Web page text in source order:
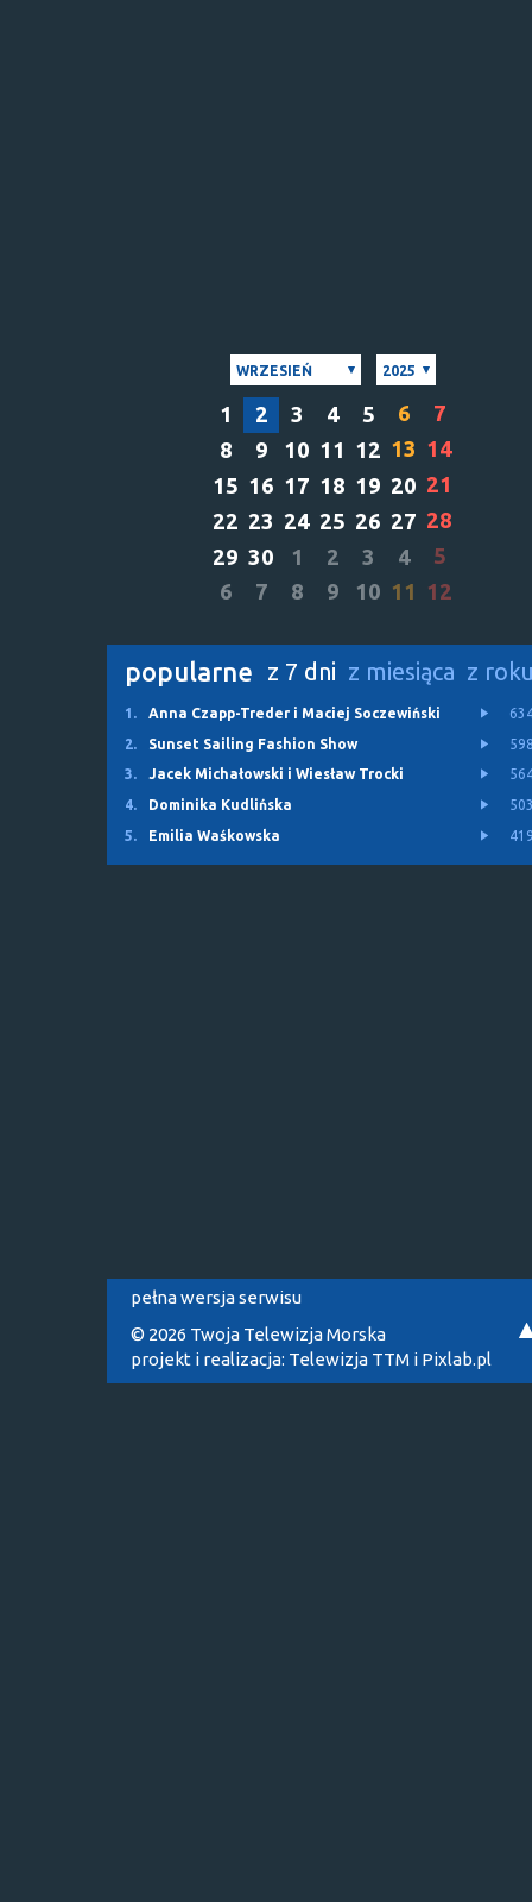
WRZESIEŃ 2025
1 2 3 4 5 6
7
8
9 10 11 12 13 14
15 16 17 18 19 20 21
22 23 24 25 26 27 28
29 30 1 2 3 4
5
6
7 8 9 10 11 12
popularne z 7 dni z miesiąca z
1. Anna Czapp-Treder i Maciej Soczewiński
2.
Sunset Sailing Fashion Show
3.
Jacek Michałowski i Wiesław Trocki
4.
Dominika Kudlińska
5.
Emilia Waśkowska
pełna wersja serwisu
© 2026 Twoja Telewizja Morska
projekt i realizacja: Telewizja TTM i Pixlab.pl